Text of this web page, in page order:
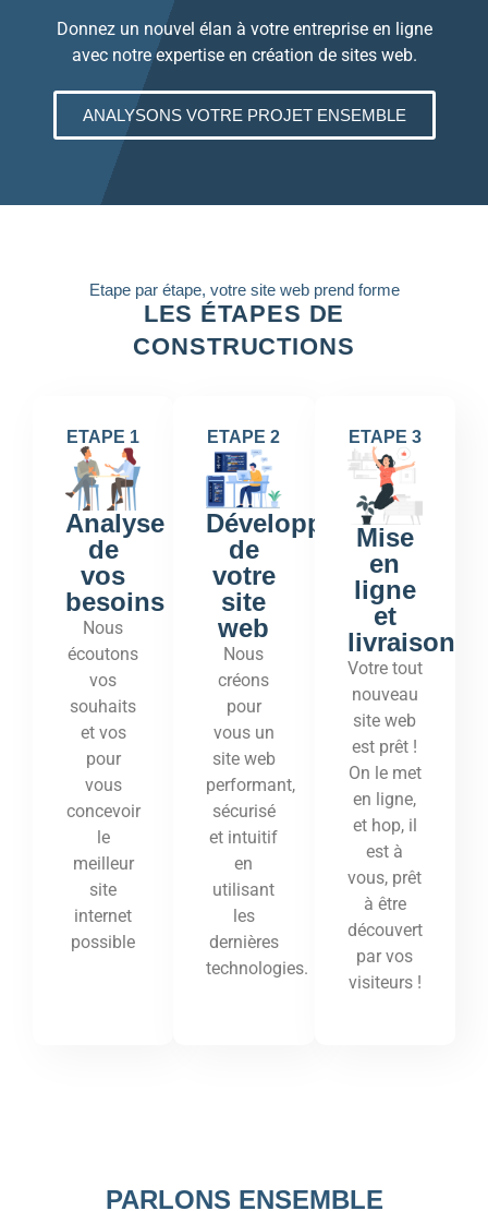
Donnez un nouvel élan à votre entreprise en ligne
avec notre expertise en création de sites web.
ANALYSONS VOTRE PROJET ENSEMBLE
Etape par étape, votre site web prend forme
LES ÉTAPES DE
CONSTRUCTIONS
ETAPE 1
Analyse
de
vos
besoins
Nous
écoutons
vos
souhaits
et vos
pour
vous
concevoir
le
meilleur
site
internet
possible
ETAPE 2
Développement
de
votre
site
web
Nous
créons
pour
vous un
site web
performant,
sécurisé
et intuitif
en
utilisant
les
dernières
technologies.
ETAPE 3
Mise
en
ligne
et
livraison
Votre tout
nouveau
site web
est prêt !
On le met
en ligne,
et hop, il
est à
vous, prêt
à être
découvert
par vos
visiteurs !
PARLONS ENSEMBLE